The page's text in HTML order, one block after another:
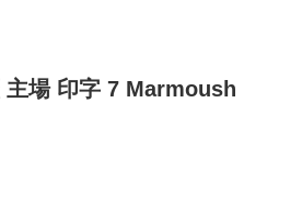
主場 印字 7 Marmoush